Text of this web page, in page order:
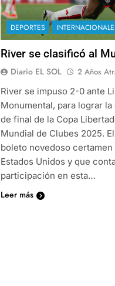
DEPORTES
River se clasificó al
Diario EL SOL 2 Años
River se impuso 2-0 ante
Monumental, para lograr
de final de la Copa
Mundial de Clubes 2025.
boleto novedoso
Estados Unidos y que
participación en esta…
Leer más